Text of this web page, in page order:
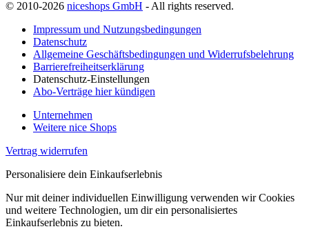
© 2010-2026 niceshops GmbH - All rights reserved.
Impressum und Nutzungsbedingungen
Datenschutz
Allgemeine Geschäftsbedingungen und Widerrufsbelehrung
Barrierefreiheitserklärung
Datenschutz-Einstellungen
Abo-Verträge hier kündigen
Unternehmen
Weitere nice Shops
Vertrag widerrufen
Personalisiere dein Einkaufserlebnis
Nur mit deiner individuellen Einwilligung verwenden wir Cookies
und weitere Technologien, um dir ein personalisiertes
Einkaufserlebnis zu bieten.